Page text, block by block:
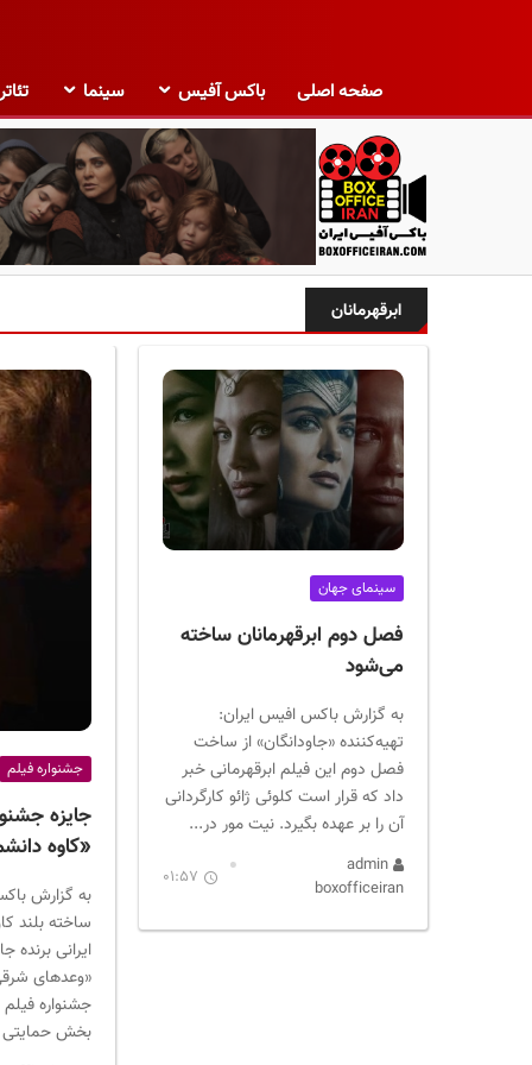
صفحه اصلی باکس آفیس سینما تئاتر
ب
ک
س
ابرقهرمانان
سینمای جهان
فصل دوم ابرقهرمانان ساخته
می‌شود
به گزارش باکس افیس ایران:
تهیه‌کننده «جاودانگان» از ساخت
فصل دوم این فیلم ابرقهرمانی خبر
داد که قرار است کلوئی ژائو کارگردانی
آن را بر عهده بگیرد. نیت مور در...
admin
boxofficeiran
01:57
جشنواره فیلم
جایزه
«کاوه
به گزارش
ساخته بلند
ایرانی
«وعدهای
جشنواره
بخش حمایتی